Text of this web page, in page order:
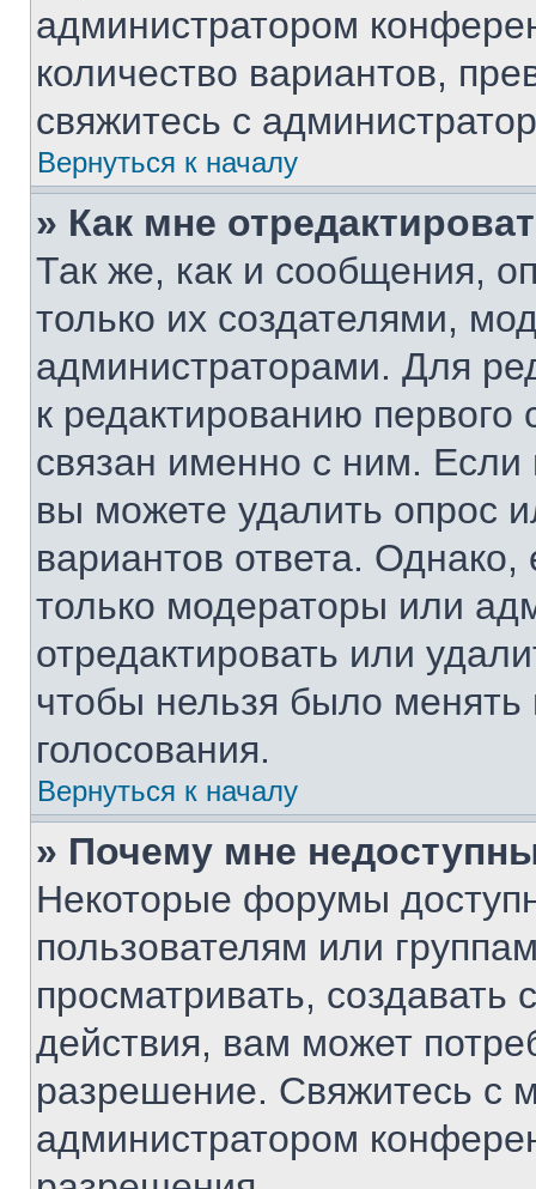
администратором
количество вариантов,
свяжитесь с
Вернуться к началу
» Как мне
Так же, как и сообщения,
только их создателями,
администраторами. Для
к редактированию
связан именно с ним. Если
вы можете удалить опрос
вариантов ответа. Однако,
только модераторы или
отредактировать или
чтобы нельзя было
голосования.
Вернуться к началу
» Почему мне
Некоторые форумы
пользователям или
просматривать,
действия, вам может
разрешение. Свяжитесь с
администратором